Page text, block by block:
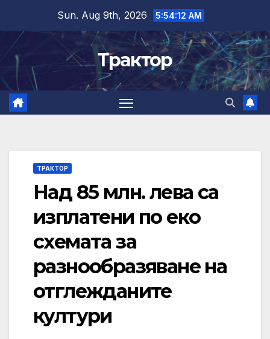
content
Sun. Aug 9th, 2026 5:54:13 AM
Трактор
ТРАКТОР
Над 85 млн. лева са
изплатени по еко
схемата за
разнообразяване на
отглежданите
култури